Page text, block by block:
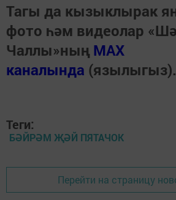
Тагы да кызыклырак
фото һәм видеолар
Чаллы»ның MAX
каналында (язылыгыз).
Теги:
БӘЙРӘМ ҖӘЙ ПЯТАЧОК
Перейти на страницу